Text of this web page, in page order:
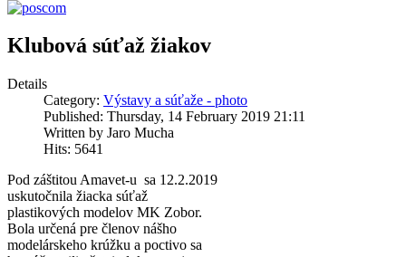
Klubová súťaž žiakov
Details
Category: Výstavy a súťaže - photo
Published: Thursday, 14 February 2019 21:11
Written by Jaro Mucha
Hits: 5641
Pod záštitou Amavet-u sa 12.2.2019
uskutočnila žiacka súťaž
plastikových modelov MK Zobor.
Bola určená pre členov nášho
modelárskeho krúžku a poctivo sa